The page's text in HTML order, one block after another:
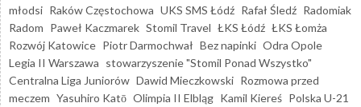
młodsi Raków Częstochowa UKS SMS Łódź Rafał Śledź Radomiak
Radom Paweł Kaczmarek Stomil Travel ŁKS Łódź ŁKS Łomża
Rozwój Katowice Piotr Darmochwał Bez napinki Odra Opole
Legia II Warszawa stowarzyszenie "Stomil Ponad Wszystko"
Centralna Liga Juniorów Dawid Mieczkowski Rozmowa przed
meczem Yasuhiro Katō Olimpia II Elbląg Kamil Kiereś Polska U-21